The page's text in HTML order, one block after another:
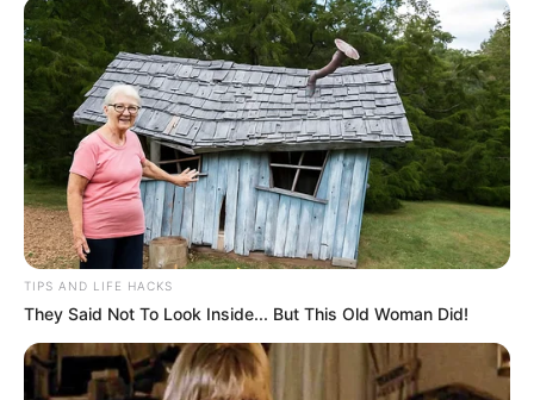
Kewarganegaraannya adalah Korea Selatan.
Berawal dari ajang kompetisi, membawanya menuju karier yang
lebih cemerlang. Tak hanya banyak film yang dibintangi tapi juga
mendapatkan penghargaan serta masuk nominasi.
TAGS AKTRIS KIM OK VIN PENULIS NASKAH SELEBRITI KOREA
TIPS AND LIFE HACKS
They Said Not To Look Inside... But This Old Woman Did!